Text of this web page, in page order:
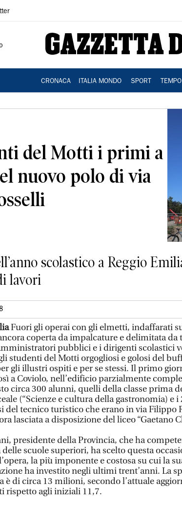
CRONACA ITALIA MONDO SPORT
del Motti i primi a
nuovo polo di via
scolastico a Reggio
lavori
Fuori gli operai con gli elmetti, indaffarati
coperta da impalcature e delimitata da
pubblici e i dirigenti scolastici
studenti del Motti orgogliosi e golosi del
gli illustri ospiti e per se stessi. Il primo
a Coviolo, nell’edificio parzialmente
circa 300 alunni, quelli della classe prima
(“Scienze e cultura della gastronomia) e i
del tecnico turistico che erano in via Filippo
lasciata a disposizione del liceo “Gaetano
presidente della Provincia, che ha
scuole superiori, ha scelto questa
la più imponente e costosa su cui la
ha investito negli ultimi trent’anni. La
è di circa 13 milioni, secondo l’attuale
rispetto agli iniziali 11,7.